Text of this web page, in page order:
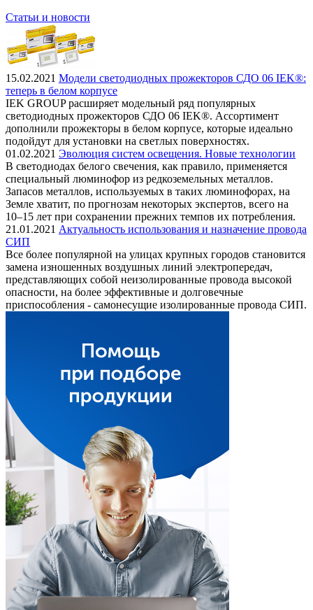
Статьи и новости
15.02.2021 Модели светодиодных прожекторов СДО 06 IEK®:
теперь в белом корпусе
IEK GROUP расширяет модельный ряд популярных
светодиодных прожекторов СДО 06 IEK®. Ассортимент
дополнили прожекторы в белом корпусе, которые идеально
подойдут для установки на светлых поверхностях.
01.02.2021 Эволюция систем освещения. Новые технологии
В светодиодах белого свечения, как правило, применяется
специальный люминофор из редкоземельных металлов.
Запасов металлов, используемых в таких люминофорах, на
Земле хватит, по прогнозам некоторых экспертов, всего на
10–15 лет при сохранении прежних темпов их потребления.
21.01.2021 Актуальность использования и назначение провода
СИП
Все более популярной на улицах крупных городов становится
замена изношенных воздушных линий электропередач,
представляющих собой неизолированные провода высокой
опасности, на более эффективные и долговечные
приспособления - самонесущие изолированные провода СИП.